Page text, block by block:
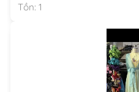
Tồn: 1